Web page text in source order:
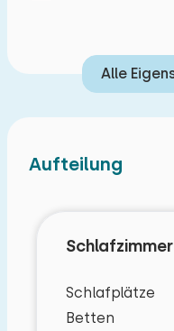
(es fallen
Alle
Aufteilung
Schlafzimmer
Schlafplätze
Betten